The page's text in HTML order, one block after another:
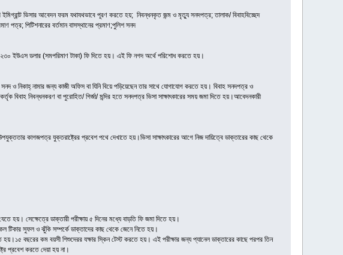
ইমিগ্রান্ট ভিসার আবেদন ফরম যথাযথভাবে পূরণ করতে হয়; নিবন্ধনকৃত জন্ম ও মৃত্যু সনদপত্র; তালাক/ বিবাহবিচ্ছেদ
পত্র; পিটিশনারের বর্তমান বাসস্থানের প্রমাণ;পুলিশ সনদ
২৩০ ইউএস ডলার (সমপরিমাণ টাকা) ফি দিতে হয়। এই ফি নগদ অর্থে পরিশোধ করতে হয়।
ও নিকাহ্ নামার জন্য কাজী অফিস বা যিনি বিয়ে পড়িয়েছেন তার সাথে যোগাযোগ করতে হয়। বিবাহ সনদপত্র ও
বিবাহ নিবন্ধনকরণ বা পুরোহিত/ গির্জা/ মন্দির হতে সনদপত্র ভিসা সাক্ষাৎকারের সময় জমা দিতে হয়।আবেদনকারী
কাগজপত্র যুক্তরাষ্ট্রের প্রবেশ পথে দেখাতে হয়।ভিসা সাক্ষাৎকারের আগে নিজ দায়িত্বে ডাক্তারের কাছ থেকে
হয়। সেক্ষেত্রে ডাক্তারী পরীক্ষায় ৫ দিনের মধ্যে বাড়তি ফি জমা দিতে হয়।
টিকার সুফল ও ঝুঁকি সম্পর্কে ডাক্তাদের কাছ থেকে জেনে নিতে হয়।
হয়।১৫ বছরের কম বয়সী শিশুদেরর যক্ষার স্কিন টেস্ট করতে হয়। এই পরীক্ষার জন্য প্যানেল ডাক্তারের কাছে পরপর তিন
প্রবেশ করতে দেয়া হয় না।